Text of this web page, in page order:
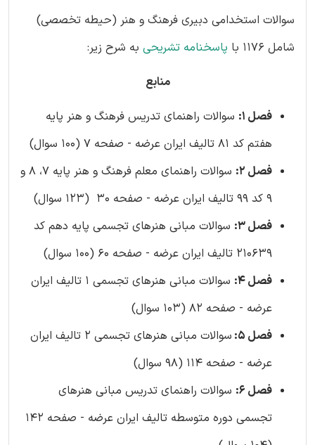
سوالات استخدامی دبیری فرهنگ و هنر (حیطه تخصصی)
شامل 1176 با
پاسخنامه تشریحی به شرح زیر:
منابع
فصل 1:
سوالات راهنمای تدریس فرهنگ و هنر پایه
هفتم کد 81 تالیف ایران عرضه - صفحه 7 (100 سوال)
فصل 2:
سوالات راهنمای معلم فرهنگ و هنر پایه 7، 8 و
9 کد 99 تالیف ایران عرضه - صفحه 30 (123 سوال)
فصل 3:
سوالات مبانی هنرهای تجسمی پایه دهم کد
210639 تالیف ایران عرضه - صفحه 60 (100 سوال)
فصل 4:
سوالات مبانی هنرهای تجسمی 1 تالیف ایران
عرضه - صفحه 82 (103 سوال)
فصل 5:
سوالات مبانی هنرهای تجسمی 2 تالیف ایران
عرضه - صفحه 114 (98 سوال)
فصل 6:
سوالات راهنمای تدریس مبانی هنرهای
تجسمی دوره متوسطه تالیف ایران عرضه - صفحه 142